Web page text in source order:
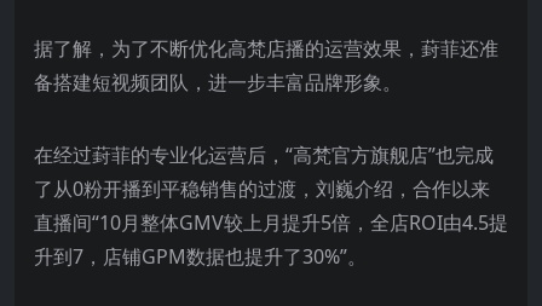
据了解，为了不断优化高梵店播的运营效果，葑菲还准
备搭建短视频团队，进一步丰富品牌形象。
在经过葑菲的专业化运营后，“高梵官方旗舰店”也完成
了从0粉开播到平稳销售的过渡，刘巍介绍，合作以来
直播间“10月整体GMV较上月提升5倍，全店ROI由4.5提
升到7，店铺GPM数据也提升了30%”。